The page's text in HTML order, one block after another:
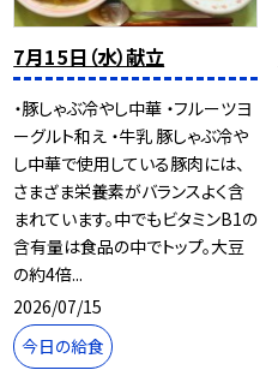
7月15日（水）献立
・豚しゃぶ冷やし中華 ・フルーツヨ
ーグルト和え ・牛乳 豚しゃぶ冷や
し中華で使用している豚肉には、
さまざま栄養素がバランスよく含
まれています。中でもビタミンB1の
含有量は食品の中でトップ。大豆
の約4倍...
2026/07/15
今日の給食